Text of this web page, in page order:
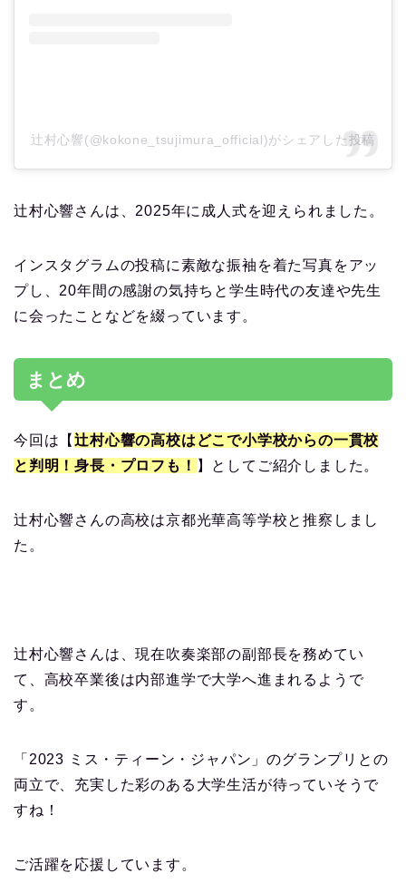
辻村心響(@kokone_tsujimura_official)がシェアした投稿
辻村心響さんは、2025年に成人式を迎えられました。
インスタグラムの投稿に素敵な振袖を着た写真をアッ
プし、20年間の感謝の気持ちと学生時代の友達や先生
に会ったことなどを綴っています。
まとめ
今回は【辻村心響の高校はどこで小学校からの一貫校
と判明！身長・プロフも！ 】としてご紹介しました。
辻村心響さんの高校は京都光華高等学校と推察しまし
た。
辻村心響さんは、現在吹奏楽部の副部長を務めてい
て、高校卒業後は内部進学で大学へ進まれるようで
す。
「2023 ミス・ティーン・ジャパン」のグランプリとの
両立で、充実した彩のある大学生活が待っていそうで
すね！
ご活躍を応援しています。